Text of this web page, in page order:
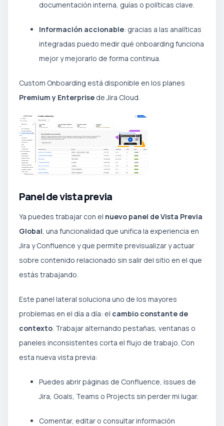
documentación interna, guías o políticas clave.
Información accionable: gracias a las analíticas
integradas puedo medir qué onboarding funciona
mejor y mejorarlo de forma continua.
Custom Onboarding está disponible en los planes
Premium y Enterprise de Jira Cloud.
Panel de vista previa
Ya puedes trabajar con el nuevo panel de Vista Previa
Global , una funcionalidad que unifica la experiencia en
Jira y Confluence y que permite previsualizar y actuar
sobre contenido relacionado sin salir del sitio en el que
estás trabajando.
Este panel lateral soluciona uno de los mayores
problemas en el día a día: el cambio constante de
contexto . Trabajar alternando pestañas, ventanas o
paneles inconsistentes corta el flujo de trabajo. Con
esta nueva vista previa:
Puedes abrir páginas de Confluence, issues de
Jira, Goals, Teams o Projects sin perder mi lugar.
Comentar, editar o consultar información